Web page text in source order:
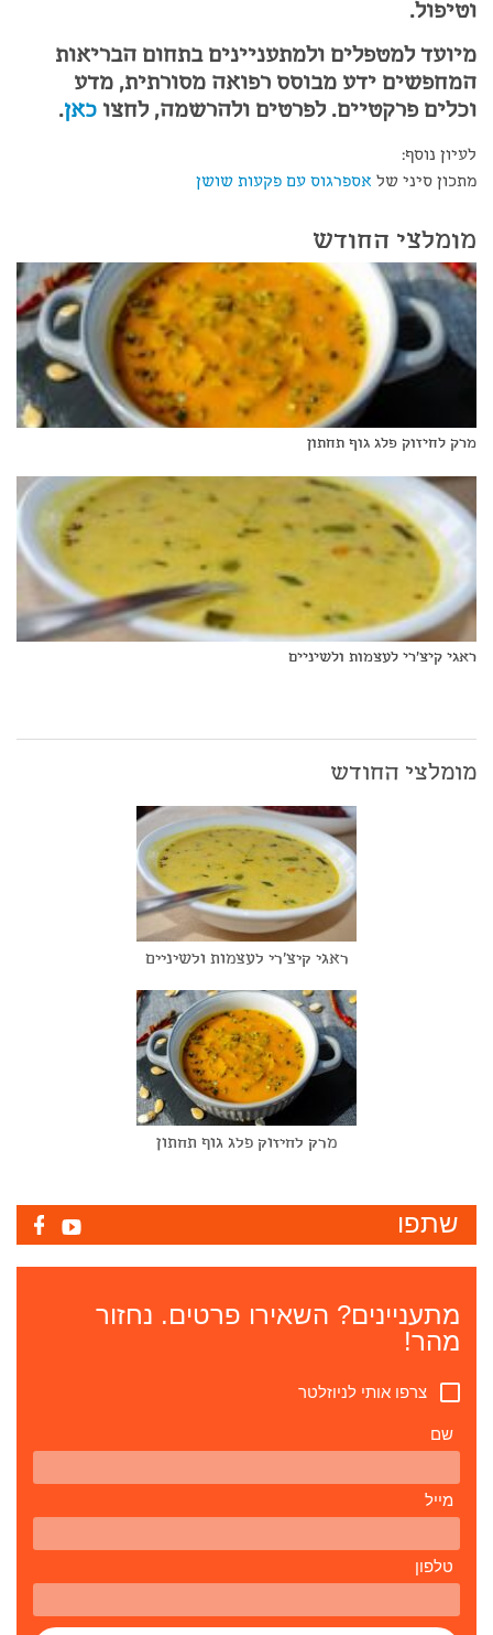
וטיפול.
מיועד למטפלים ולמתעניינים בתחום הבריאות
המחפשים ידע מבוסס רפואה מסורתית, מדע
וכלים פרקטיים. לפרטים ולהרשמה, לחצו כאן.
לעיון נוסף:
מתכון סיני של אספרגוס עם פקעות שושן
מומלצי החודש
מרק לחיזוק פלג גוף תחתון
ראגי קיצ'רי לעצמות ולשיניים
מומלצי החודש
ראגי קיצ'רי לעצמות ולשיניים
מרק לחיזוק פלג גוף תחתון
שתפו
מתעניינים? השאירו פרטים. נחזור
מהר!
צרפו אותי לניוזלטר
שם
מייל
טלפון